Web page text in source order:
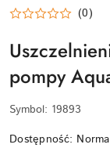
(0)
pompy
Symbol: 19893
Dostępność: